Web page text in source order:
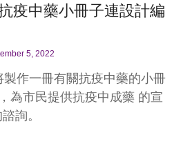
疫中藥小冊子連設計編
5, 2022
作一冊有關抗疫中藥的小冊
為市民提供抗疫中成藥 的宣
詢。